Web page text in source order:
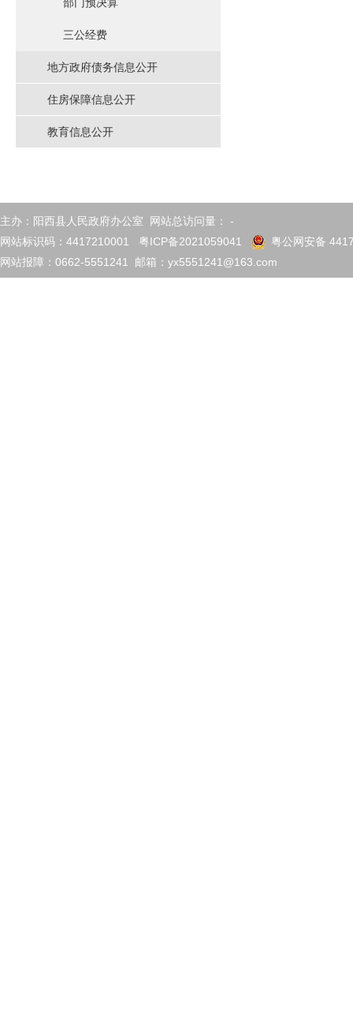
三公经费
地方政府债务信息公开
住房保障信息公开
教育信息公开
主办：阳西县人民政府办公室 网站总访问量： -
网站标识码：4417210001 粤ICP备2021059041
粤公网安备
网站报障：0662-5551241 邮箱：yx5551241@163.com